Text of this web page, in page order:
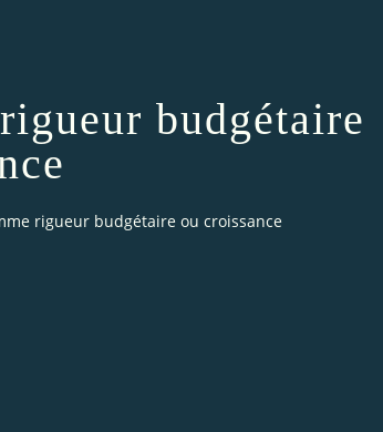
budgétaire
rigueur budgétaire ou croissance